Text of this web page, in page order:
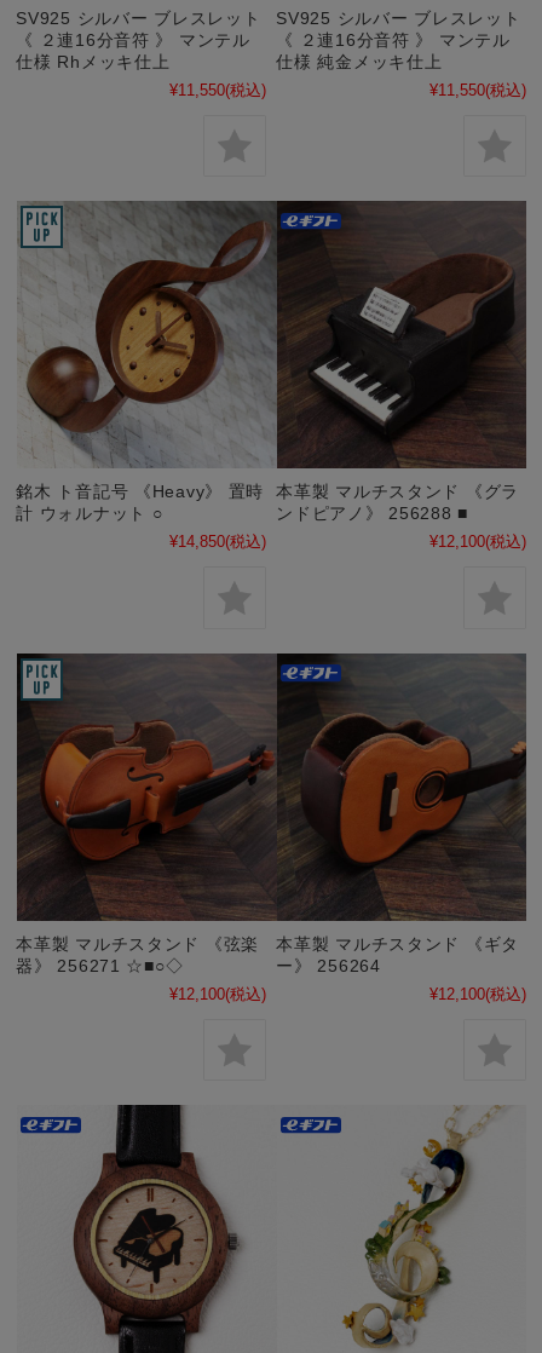
SV925 シルバー ブレスレット
《 ２連16分音符 》 マンテル
仕様 Rhメッキ仕上
¥11,550(税込)
SV925 シルバー ブレスレット
《 ２連16分音符 》 マンテル
仕様 純金メッキ仕上
¥11,550(税込)
銘木 ト音記号 《Heavy》 置時
計 ウォルナット ○
¥14,850(税込)
本革製 マルチスタンド 《グラ
ンドピアノ》 256288 ■
¥12,100(税込)
本革製 マルチスタンド 《弦楽
器》 256271 ☆■○◇
¥12,100(税込)
本革製 マルチスタンド 《ギタ
ー》 256264
¥12,100(税込)